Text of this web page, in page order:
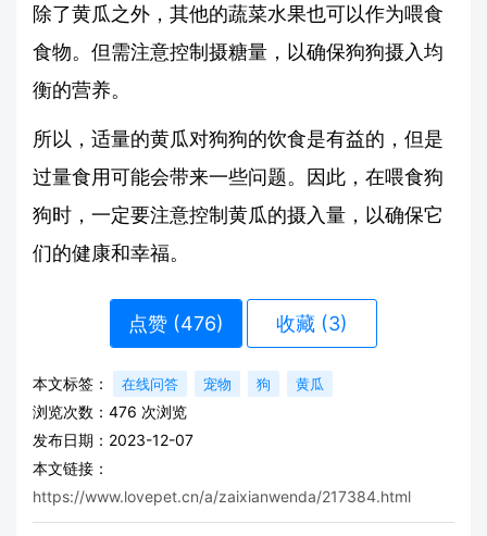
除了黄瓜之外，其他的蔬菜水果也可以作为喂食
食物。但需注意控制摄糖量，以确保狗狗摄入均
衡的营养。
所以，适量的黄瓜对狗狗的饮食是有益的，但是
过量食用可能会带来一些问题。因此，在喂食狗
狗时，一定要注意控制黄瓜的摄入量，以确保它
们的健康和幸福。
点赞 (476) 收藏 (3)
本文标签： 在线问答 宠物 狗 黄瓜
浏览次数： 476 次浏览
发布日期：2023-12-07
本文链接：
https://www.lovepet.cn/a/zaixianwenda/217384.html